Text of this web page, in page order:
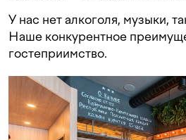
У нас нет алкоголя, музыки,
Наше конкурентное
гостеприимство.